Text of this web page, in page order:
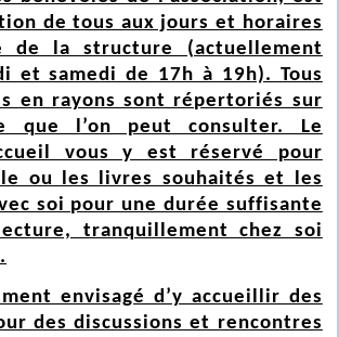
de tous aux jours et horaires
de la structure (actuellement
et samedi de 17h à 19h). Tous
en rayons sont répertoriés sur
que l’on peut consulter. Le
vous y est réservé pour
ou les livres souhaités et les
soi pour une durée suffisante
tranquillement chez soi
envisagé d’y accueillir des
des discussions et rencontres